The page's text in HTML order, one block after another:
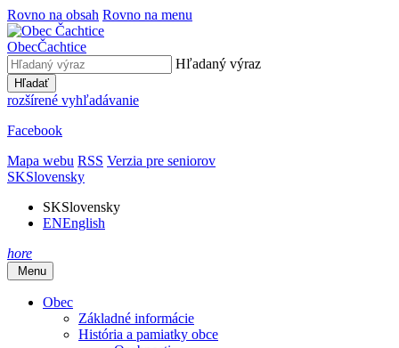
Rovno na obsah Rovno na menu
ObecČachtice
Hľadaný výraz
Hľadať
rozšírené vyhľadávanie
Facebook
Mapa webu RSS Verzia pre seniorov
SKSlovensky
SKSlovensky
ENEnglish
hore
Menu
Obec
Základné informácie
História a pamiatky obce